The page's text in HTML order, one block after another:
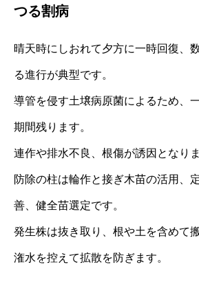
つる割病
晴天時にしおれて夕方に一時回復、
る進行が典型です。
導管を侵す土壌病原菌によるため、
期間残ります。
連作や排水不良、根傷が誘因となりま
防除の柱は輪作と接ぎ木苗の活用、
善、健全苗選定です。
発生株は抜き取り、根や土を含めて
潅水を控えて拡散を防ぎます。